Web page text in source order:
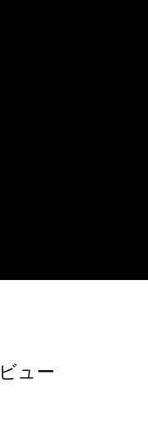
ュー